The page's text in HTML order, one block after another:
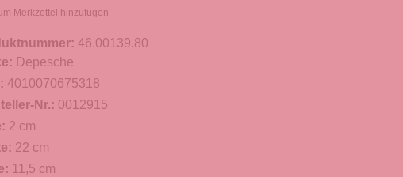
Merkzettel hinzufügen
46.00139.80
Depesche
4010070675318
Nr.: 0012915
2 cm
22 cm
11,5 cm